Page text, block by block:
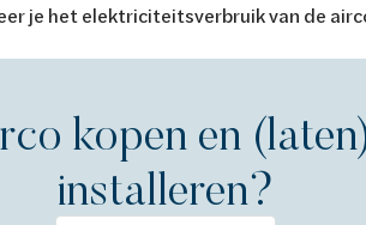
je het elektriciteitsverbruik van de
kopen en
installeren?